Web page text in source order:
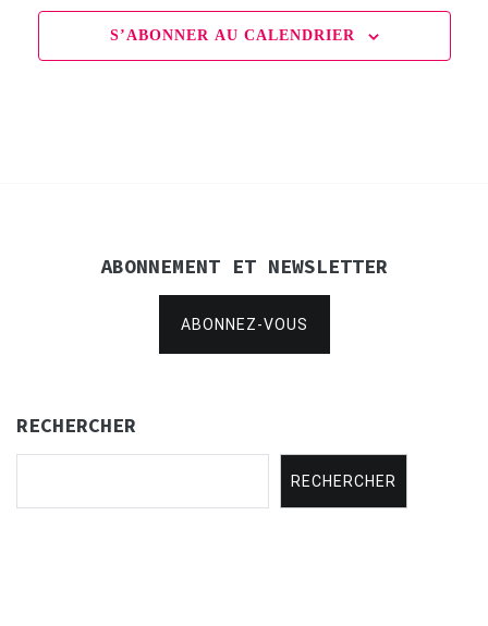
S’ABONNER AU CALENDRIER
ABONNEMENT ET NEWSLETTER
ABONNEZ-VOUS
RECHERCHER
RECHERCHER